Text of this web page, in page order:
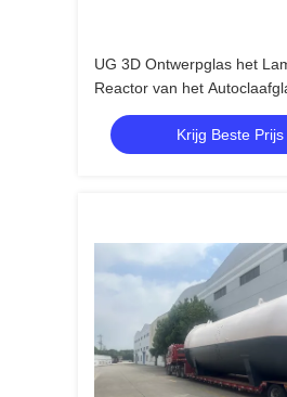
UG 3D Ontwerpglas het
Reactor van het
het Elementenanalyse van
Krijg Beste Prijs